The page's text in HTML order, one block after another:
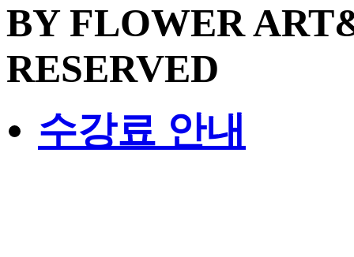
BY FLOWER
RESERVED
수강료 안내